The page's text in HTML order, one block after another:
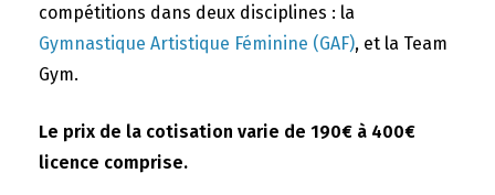
compétitions dans deux disciplines : la
Gymnastique Artistique Féminine (GAF), et la Team
Gym.
Le prix de la cotisation varie de 190€ à 400€
licence comprise.